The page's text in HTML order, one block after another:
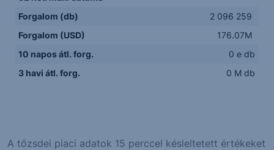
Forgalom (db)
2 096 259
Forgalom (USD)
176.07M
10 napos átl. forg.
0 e db
3 havi átl. forg.
0 M db
A tőzsdei piaci adatok 15 perccel késleltetett értékeket